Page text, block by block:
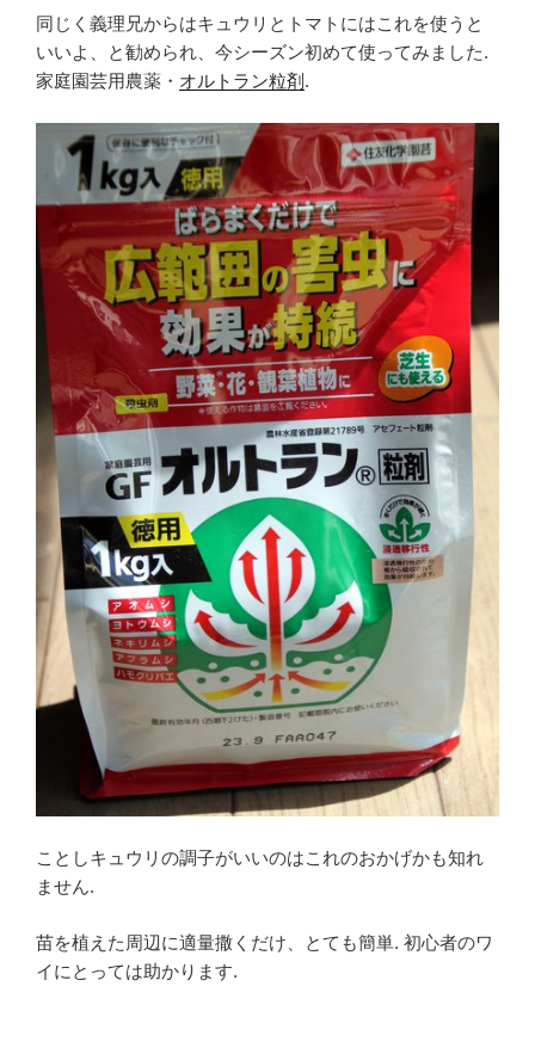
同じく義理兄からはキュウリとトマトにはこれを使うと
いいよ、と勧められ、今シーズン初めて使ってみました.
家庭園芸用農薬・ オルトラン粒剤 .
ことしキュウリの調子がいいのはこれのおかげかも知れ
ません.
苗を植えた周辺に適量撒くだけ、とても簡単. 初心者のワ
イにとっては助かります.